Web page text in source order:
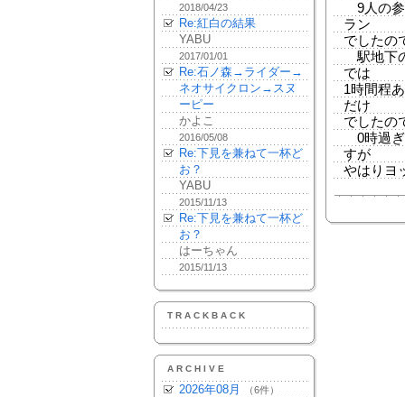
2018/04/23
Re:紅白の結果
YABU
2017/01/01
Re:石ノ森→ライダー→
ネオサイクロン→スヌ
ーピー
かよこ
2016/05/08
Re:下見を兼ねて一杯ど
お？
YABU
2015/11/13
Re:下見を兼ねて一杯ど
お？
はーちゃん
2015/11/13
TRACKBACK
ARCHIVE
2026年08月 （6件）
9人の参
ラン
でしたの
駅地下
では
1時間程
だけ
でしたの
0時過ぎ
すが
やはりヨ